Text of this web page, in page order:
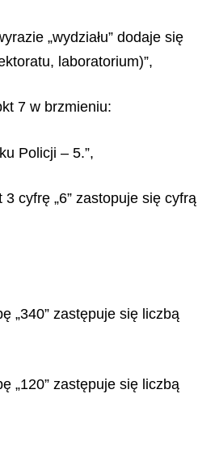
„wydziału” dodaje się
laboratorium)”,
7 w brzmieniu:
Policji – 5.”,
3 cyfrę „6” zastopuje się cyfrą
„340” zastępuje się liczbą
„120” zastępuje się liczbą